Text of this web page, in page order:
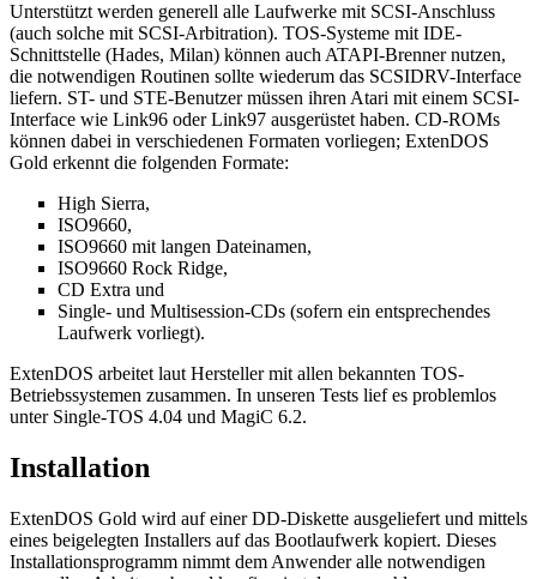
Unterstützt werden generell alle Laufwerke mit SCSI-Anschluss
(auch solche mit SCSI-Arbitration). TOS-Systeme mit IDE-
Schnittstelle (Hades, Milan) können auch ATAPI-Brenner nutzen,
die notwendigen Routinen sollte wiederum das SCSIDRV-Interface
liefern. ST- und STE-Benutzer müssen ihren Atari mit einem SCSI-
Interface wie Link96 oder Link97 ausgerüstet haben. CD-ROMs
können dabei in verschiedenen Formaten vorliegen; ExtenDOS
Gold erkennt die folgenden Formate:
High Sierra,
ISO9660,
ISO9660 mit langen Dateinamen,
ISO9660 Rock Ridge,
CD Extra und
Single- und Multisession-CDs (sofern ein entsprechendes
Laufwerk vorliegt).
ExtenDOS arbeitet laut Hersteller mit allen bekannten TOS-
Betriebssystemen zusammen. In unseren Tests lief es problemlos
unter Single-TOS 4.04 und MagiC 6.2.
Installation
ExtenDOS Gold wird auf einer DD-Diskette ausgeliefert und mittels
eines beigelegten Installers auf das Bootlaufwerk kopiert. Dieses
Installationsprogramm nimmt dem Anwender alle notwendigen